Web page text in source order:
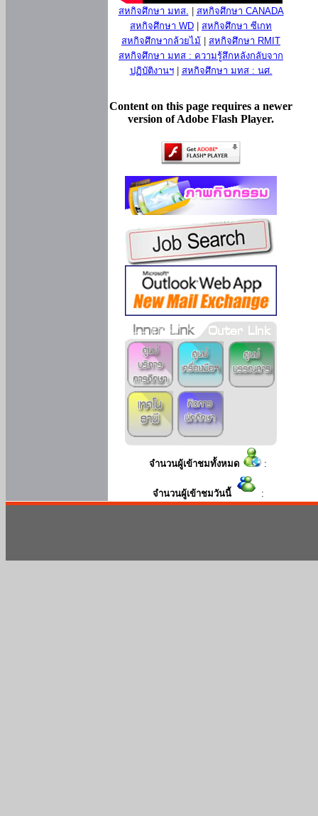
สหกิจศึกษา มทส.
สหกิจศึกษา CANADA
สหกิจศึกษา WD
สหกิจศึกษา ซีเกท
สหกิจศึกษากล้วยไม้
สหกิจศึกษา RMIT
สหกิจศึกษา มทส : ความรู้สึกหลังกลับจาก
ปฏิบัติงานฯ| สหกิจศึกษา มทส : นศ.
Content on this page requires a newer
version of Adobe Flash Player.
จำนวนผู้เข้าชมทั้งหมด :
จำนวนผู้เข้าชมวันนี้ :